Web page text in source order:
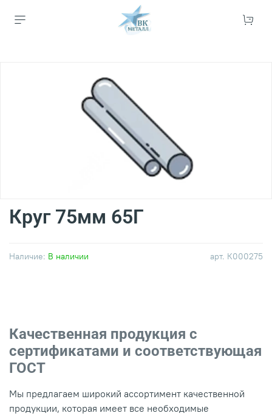
арт. К000275
Наличие: В наличии
Круг 75мм 65Г
Качественная продукция с
сертификатами и соответствующая
ГОСТ
Мы предлагаем широкий ассортимент качественной
продукции, которая имеет все необходимые